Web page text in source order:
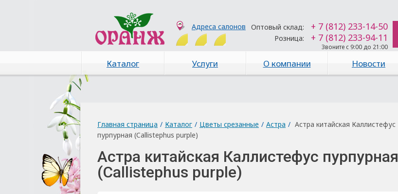
Адреса салонов Оптовый склад: + 7 (812) 233-14-50
Розница: + 7 (812) 233-94-11
Звоните с 9:00 до 21:00
Каталог Услуги О компании Новости
Главная страница / Каталог / Цветы срезанные / Астра / Астра китайская Каллистефус
пурпурная (Callistephus purple)
Астра китайская Каллистефус пурпурная
(Callistephus purple)